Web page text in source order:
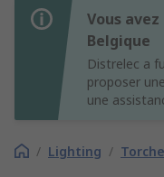
Vous
Belgique
Distrelec a
proposer
une
/ Lighting /